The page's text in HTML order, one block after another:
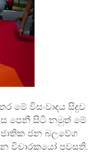
මේ විසංවාදය සිදුව
පෙනී සිටි නමුත් මේ
ජන බලවේග
විචාරකයෝ පවසති.